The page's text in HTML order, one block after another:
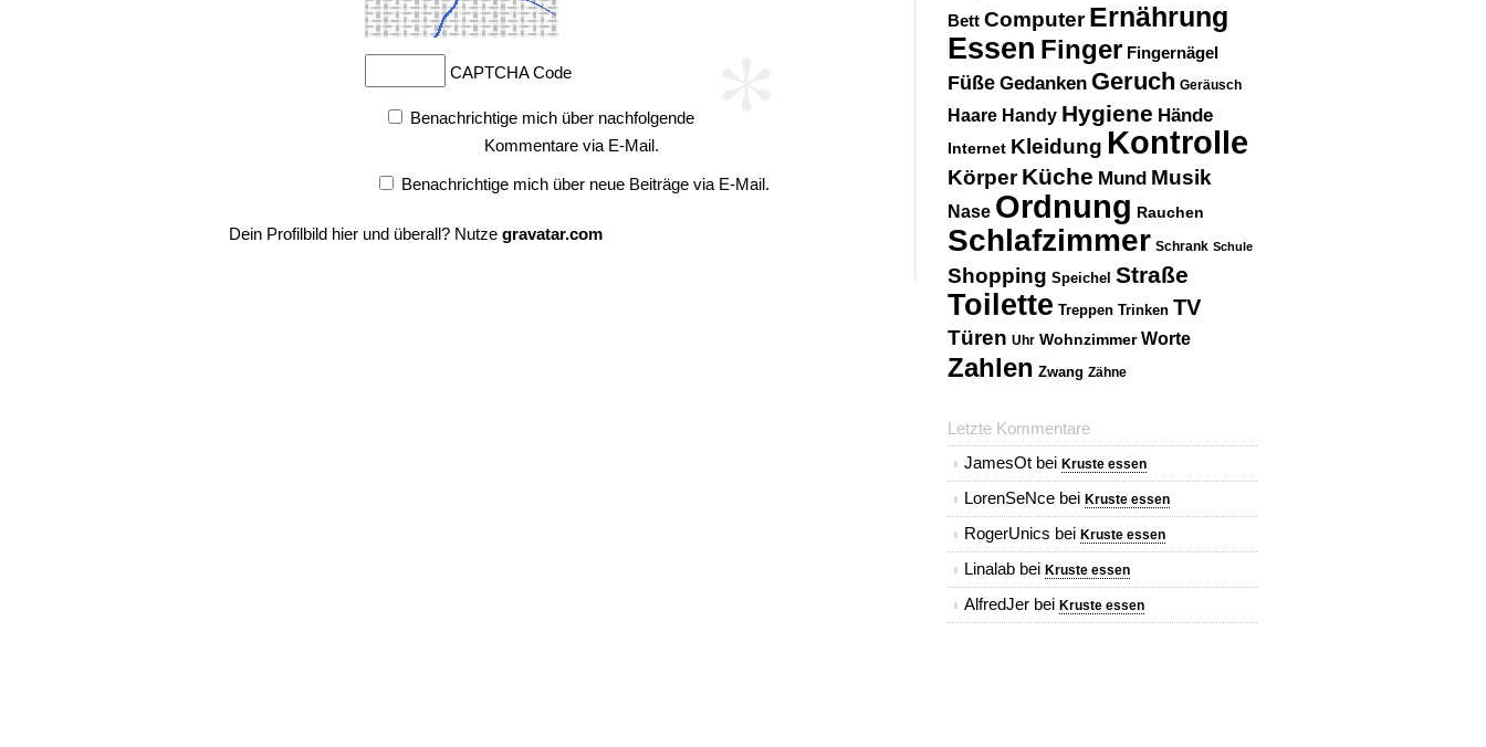
CAPTCHA Code
Benachrichtige mich über nachfolgende
Kommentare via E-Mail.
Benachrichtige mich über neue Beiträge via E-Mail.
Dein Profilbild hier und überall? Nutze gravatar.com
Bett Computer Ernährung
Essen Finger Fingernägel
Füße Gedanken Geruch Geräusch
Haare Handy Hygiene Hände
Internet Kleidung Kontrolle
Körper Küche Mund Musik
Nase Ordnung Rauchen
Schlafzimmer Schrank Schule
Shopping Speichel Straße
Toilette Treppen Trinken TV
Türen Uhr Wohnzimmer Worte
Zahlen Zwang Zähne
Letzte Kommentare
JamesOt bei Kruste essen
LorenSeNce bei Kruste essen
RogerUnics bei Kruste essen
Linalab bei Kruste essen
AlfredJer bei Kruste essen